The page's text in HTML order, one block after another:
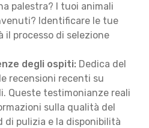
palestra? I tuoi animali
Identificare le tue
il processo di selezione
degli ospiti: Dedica del
recensioni recenti su
Queste testimonianze reali
sulla qualità del
di pulizia e la disponibilità